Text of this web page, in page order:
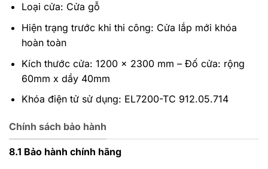
Loại cửa: Cửa gỗ
Hiện trạng trước khi thi công: Cửa lắp mới khóa
hoàn toàn
Kích thước cửa: 1200 x 2300 mm – Đố cửa: rộng
60mm x dầy 40mm
Khóa điện tử sử dụng: EL7200-TC 912.05.714
Chính sách bảo hành
8.1 Bảo hành chính hãng